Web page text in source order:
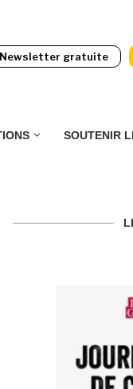
Newsletter gratuite
SOUTENIR